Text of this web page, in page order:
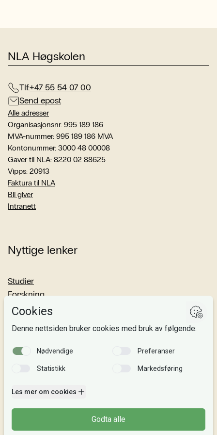
NLA Høgskolen
Tlf:+47 55 54 07 00
Send epost
Alle adresser
Organisasjonsnr. 995 189 186
MVA-nummer: 995 189 186 MVA
Kontonummer: 3000 48 00008
Gaver til NLA: 8220 02 88625
Vipps: 20913
Faktura til NLA
Bli giver
Intranett
Nyttige lenker
Studier
Forskning
Om oss
Si fra!
Følg oss